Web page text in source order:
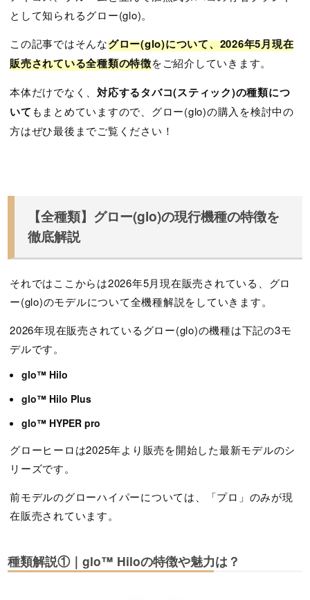
として知られるグロー(glo)。
この記事ではそんなグロー(glo)について、2026年5月現在
販売されている全種類の特徴をご紹介していきます。
本体だけでなく、対応するタバコ(スティック)の種類につ
いてもまとめていますので、グロー(glo)の購入を検討中の
方はぜひ最後までご覧ください！
【全種類】グロー(glo)の現行機種の特徴を
徹底解説
それではここからは2026年5月現在販売されている、グロ
ー(glo)のモデルについて全機種解説をしていきます。
2026年現在販売されているグロー(glo)の機種は下記の3モ
デルです。
glo™ Hilo
glo™ Hilo Plus
glo™ HYPER pro
グローヒーロは2025年より販売を開始した最新モデルのシ
リーズです。
前モデルのグローハイパーについては、「プロ」のみが現
在販売されています。
種類解説①｜glo™ Hiloの特徴や魅力は？